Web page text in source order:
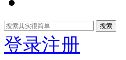
搜索
登录注册